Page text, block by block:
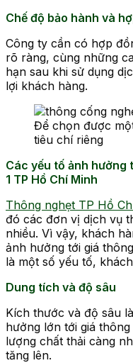
Chế độ bảo hành và
Công ty cần có hợp
rõ ràng, cùng những
hạn sau khi sử dụng
lợi khách hàng.
Để chọn được
tiêu chí riêng
Các yếu tố ảnh hưởng
1 TP Hồ Chí Minh
Thông nghẹt TP Hồ
đó các đơn vị dịch vụ
nhiều. Vì vậy, khách
ảnh hưởng tới giá
là một số yếu tố,
Dung tích và độ sâu
Kích thước và độ sâu
hưởng lớn tới giá
lượng chất thải càng
tăng lên.